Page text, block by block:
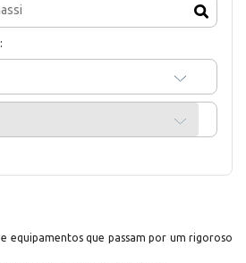
equipamentos que passam por um rigoroso